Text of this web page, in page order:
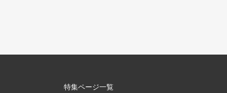
特集ページ一覧